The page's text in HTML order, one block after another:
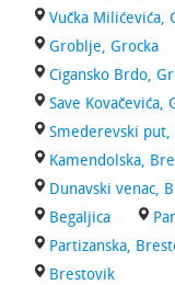
Vučka Milićevića,
Groblje, Grocka
Cigansko Brdo,
Save Kovačevića,
Smederevski put,
Kamendolska,
Dunavski venac,
Begaljica
Partizanska,
Brestovik